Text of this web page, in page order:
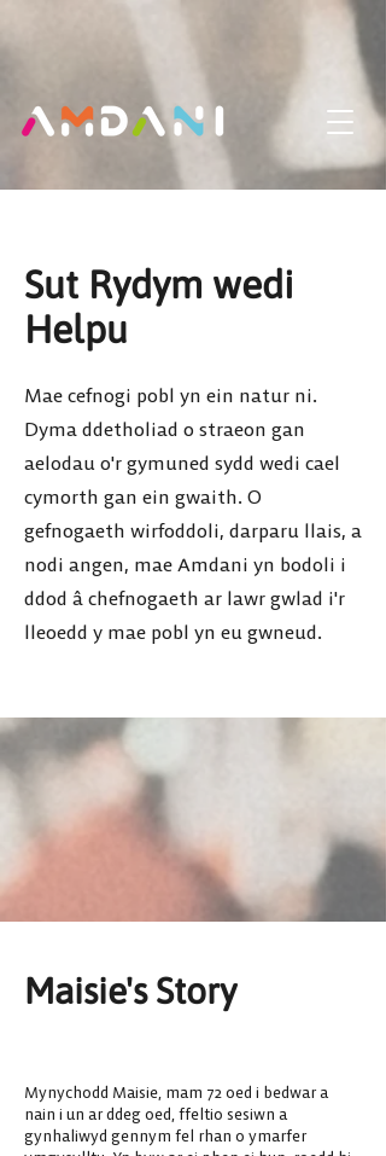
Sut Rydym wedi
Helpu
Mae cefnogi pobl yn ein natur ni.
Dyma ddetholiad o straeon gan
aelodau o'r gymuned sydd wedi cael
cymorth gan ein gwaith. O
gefnogaeth wirfoddoli, darparu llais, a
nodi angen, mae Amdani yn bodoli i
ddod â chefnogaeth ar lawr gwlad i'r
lleoedd y mae pobl yn eu gwneud.
Maisie's Story
Mynychodd Maisie, mam 72 oed i bedwar a
nain i un ar ddeg oed, ffeltio sesiwn a
gynhaliwyd gennym fel rhan o ymarfer